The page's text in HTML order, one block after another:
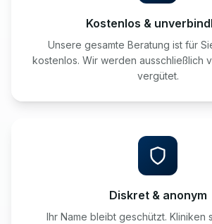
Kostenlos &
Unsere gesamte Beratung ist für
kostenlos. Wir werden ausschließlich
vergütet.
Diskret & anonym
Ihr Name bleibt geschützt. Kliniken